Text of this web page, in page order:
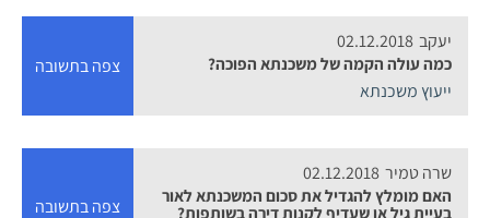
יעקב 02.12.2018
כמה עולה הקמה של משכנתא הפוכה?
ייעוץ משכנתא
צפה בתשובה
שרה טמיר 02.12.2018
האם מומלץ להגדיל את סכום המשכנתא לאור
בעיית גיל או שעדיף לקנות דירה בשותפות?
צפה בתשובה